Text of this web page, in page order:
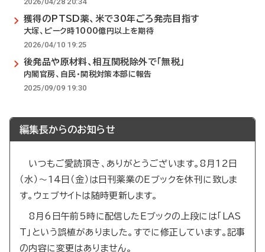
獲得のPTSD薬、米で30年ごろ発売目指す
大塚、ピーク時1000億円以上を期待
2026/04/10 19:25
後発品や原材料、相互関税除外で「無税」
内閣官房、自民・関税対策本部に報告
2025/09/09 19:30
編集長からのお知らせ
いつもご愛読頂き、ありがとうございます。8月12日
（水）～14日（金）は日刊薬業のEブックを休刊に致しま
す。ウェブサイトは随時更新します。
8月6日午前5時に配信したEブックの上段には「LAS
T」という誤植がありました。すでに修正しています。記事
の内容に変更はありません。